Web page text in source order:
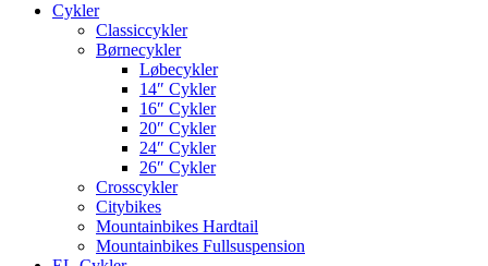
Cykler
Classiccykler
Børnecykler
Løbecykler
14″ Cykler
16″ Cykler
20″ Cykler
24″ Cykler
26″ Cykler
Crosscykler
Citybikes
Mountainbikes Hardtail
Mountainbikes Fullsuspension